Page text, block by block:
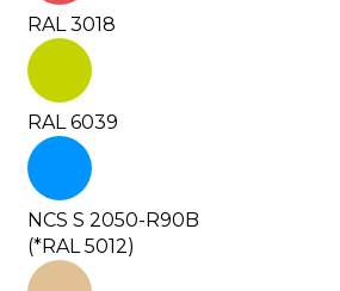
RAL 3018
RAL 6039
NCS S 2050-R90B
(*RAL 5012)